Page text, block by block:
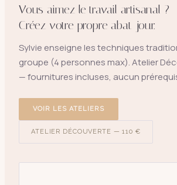
Vous aimez le travail artisanal ?
Créez votre propre abat-jour.
Sylvie enseigne les techniques
groupe (4 personnes max). Atelier
— fournitures incluses, aucun
VOIR LES ATELIERS
ATELIER DÉCOUVERTE — 110 €